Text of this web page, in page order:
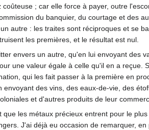
; car elle force à payer, outre
du banquier, du courtage et des
autre : les traites sont réciproques et se
les premières, et le résultat est nul.
envers un autre, qu'en lui envoyant des
une valeur égale à celle qu'il en a
qui les fait passer à la première en
des vins, des eaux-de-vie, des
et d'autres produits de leur
les métaux précieux entrent pour le
J'ai déjà eu occasion de remarquer,